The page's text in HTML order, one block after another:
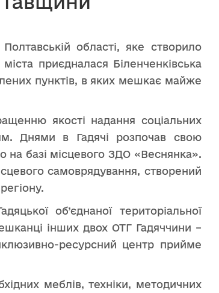
області, яке створило
приєдналася Біленченківська
пунктів, в яких мешкає майже
якості надання соціальних
Днями в Гадячі розпочав свою
на базі місцевого ЗДО «Веснянка».
самоврядування, створений
об’єднаної територіальної
інших двох ОТГ Гадяччини –
ресурсний центр прийме
меблів, техніки, методичних